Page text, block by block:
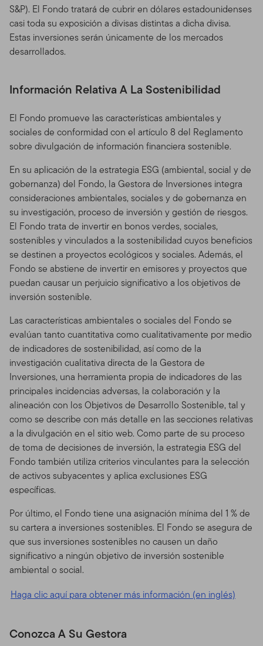
S&P). El Fondo tratará de cubrir en dólares estadounidenses
casi toda su exposición a divisas distintas a dicha divisa.
Estas inversiones serán únicamente de los mercados
desarrollados.
Información Relativa A La Sostenibilidad
El Fondo promueve las características ambientales y
sociales de conformidad con el artículo 8 del Reglamento
sobre divulgación de información financiera sostenible.
En su aplicación de la estrategia ESG (ambiental, social y de
gobernanza) del Fondo, la Gestora de Inversiones integra
consideraciones ambientales, sociales y de gobernanza en
su investigación, proceso de inversión y gestión de riesgos.
El Fondo trata de invertir en bonos verdes, sociales,
sostenibles y vinculados a la sostenibilidad cuyos beneficios
se destinen a proyectos ecológicos y sociales. Además, el
Fondo se abstiene de invertir en emisores y proyectos que
puedan causar un perjuicio significativo a los objetivos de
inversión sostenible.
Las características ambientales o sociales del Fondo se
evalúan tanto cuantitativa como cualitativamente por medio
de indicadores de sostenibilidad, así como de la
investigación cualitativa directa de la Gestora de
Inversiones, una herramienta propia de indicadores de las
principales incidencias adversas, la colaboración y la
alineación con los Objetivos de Desarrollo Sostenible, tal y
como se describe con más detalle en las secciones relativas
a la divulgación en el sitio web. Como parte de su proceso
de toma de decisiones de inversión, la estrategia ESG del
Fondo también utiliza criterios vinculantes para la selección
de activos subyacentes y aplica exclusiones ESG
específicas.
Por último, el Fondo tiene una asignación mínima del 1 % de
su cartera a inversiones sostenibles. El Fondo se asegura de
que sus inversiones sostenibles no causen un daño
significativo a ningún objetivo de inversión sostenible
ambiental o social.
Haga clic aquí para obtener más información (en inglés)
Conozca A Su Gestora